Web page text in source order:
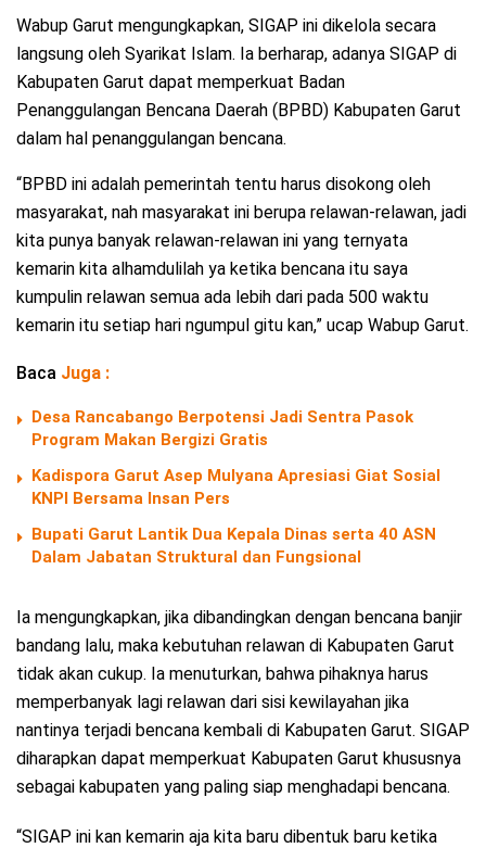
Wabup Garut mengungkapkan, SIGAP ini dikelola secara
langsung oleh Syarikat Islam. Ia berharap, adanya SIGAP di
Kabupaten Garut dapat memperkuat Badan
Penanggulangan Bencana Daerah (BPBD) Kabupaten Garut
dalam hal penanggulangan bencana.
“BPBD ini adalah pemerintah tentu harus disokong oleh
masyarakat, nah masyarakat ini berupa relawan-relawan, jadi
kita punya banyak relawan-relawan ini yang ternyata
kemarin kita alhamdulilah ya ketika bencana itu saya
kumpulin relawan semua ada lebih dari pada 500 waktu
kemarin itu setiap hari ngumpul gitu kan,” ucap Wabup Garut.
Baca Juga :
Desa Rancabango Berpotensi Jadi Sentra Pasok
Program Makan Bergizi Gratis
Kadispora Garut Asep Mulyana Apresiasi Giat Sosial
KNPI Bersama Insan Pers
Bupati Garut Lantik Dua Kepala Dinas serta 40 ASN
Dalam Jabatan Struktural dan Fungsional
Ia mengungkapkan, jika dibandingkan dengan bencana banjir
bandang lalu, maka kebutuhan relawan di Kabupaten Garut
tidak akan cukup. Ia menuturkan, bahwa pihaknya harus
memperbanyak lagi relawan dari sisi kewilayahan jika
nantinya terjadi bencana kembali di Kabupaten Garut. SIGAP
diharapkan dapat memperkuat Kabupaten Garut khususnya
sebagai kabupaten yang paling siap menghadapi bencana.
“SIGAP ini kan kemarin aja kita baru dibentuk baru ketika